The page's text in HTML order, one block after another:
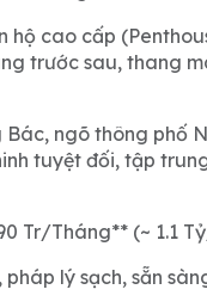
hộ cao cấp
trước sau, thang
Bác, ngõ thông phố
tuyệt đối, tập
Tr/Tháng** (~ 1.1
pháp lý sạch, sẵn